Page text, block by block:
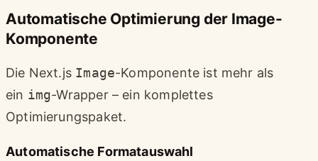
Automatische Optimierung der Image-
Komponente
Die Next.js Image-Komponente ist mehr als
ein img-Wrapper – ein komplettes
Optimierungspaket.
Automatische Formatauswahl